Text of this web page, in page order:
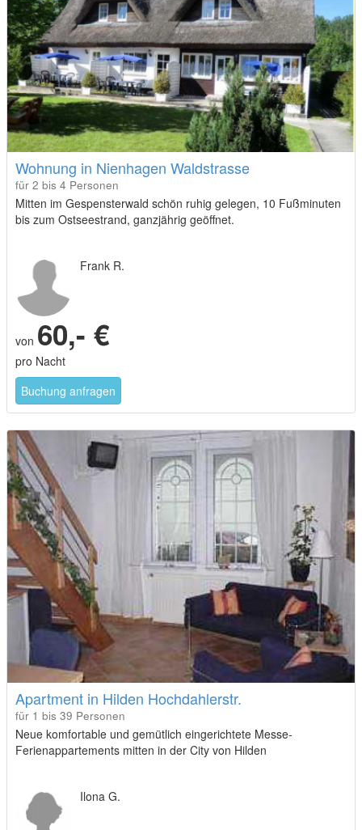
Wohnung in Nienhagen Waldstrasse
für 2 bis 4 Personen
Mitten im Gespensterwald schön ruhig gelegen, 10 Fußminuten
bis zum Ostseestrand, ganzjährig geöffnet.
Frank R.
von 60,- €
pro Nacht
Buchung anfragen
Apartment in Hilden Hochdahlerstr.
für 1 bis 39 Personen
Neue komfortable und gemütlich eingerichtete Messe-
Ferienappartements mitten in der City von Hilden
Ilona G.